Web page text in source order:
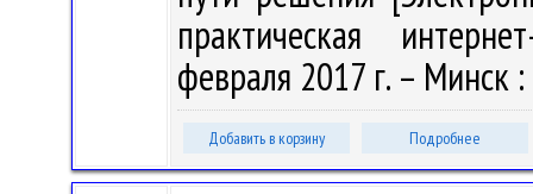
практическая
февраля 2017 г. – Минск
Добавить в корзину Подробнее